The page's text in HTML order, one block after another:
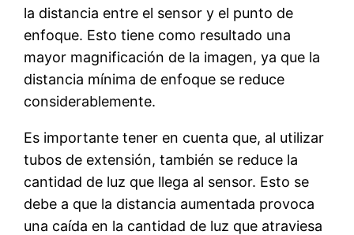
la distancia entre el sensor y el punto de
enfoque. Esto tiene como resultado una
mayor magnificación de la imagen, ya que la
distancia mínima de enfoque se reduce
considerablemente.
Es importante tener en cuenta que, al utilizar
tubos de extensión, también se reduce la
cantidad de luz que llega al sensor. Esto se
debe a que la distancia aumentada provoca
una caída en la cantidad de luz que atraviesa